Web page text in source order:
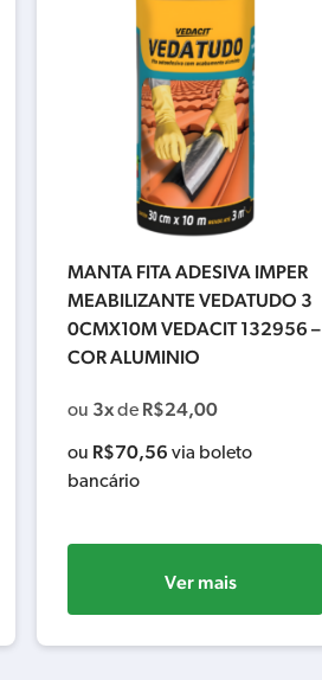
MANTA FITA ADESIVA IMPER
MEABILIZANTE VEDATUDO 3
0CMX10M VEDACIT 132956 –
COR ALUMINIO
ou 3xde R$24,00
ou R$70,56 via boleto
bancário
Ver mais